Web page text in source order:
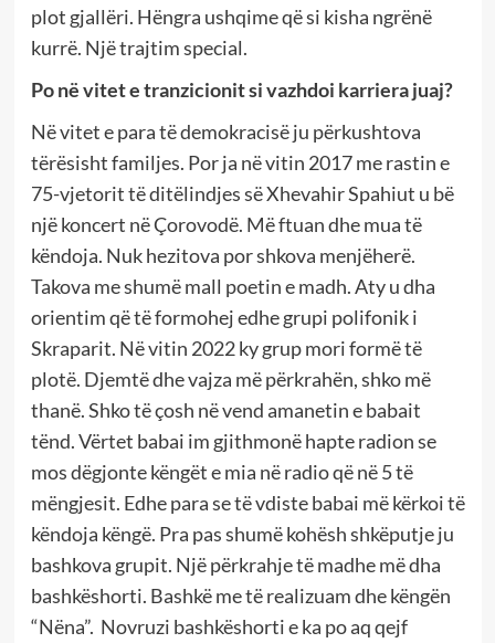
plot gjallëri. Hëngra ushqime që si kisha ngrënë
kurrë. Një trajtim special.
Po në vitet e tranzicionit si vazhdoi karriera juaj?
Në vitet e para të demokracisë ju përkushtova
tërësisht familjes. Por ja në vitin 2017 me rastin e
75-vjetorit të ditëlindjes së Xhevahir Spahiut u bë
një koncert në Çorovodë. Më ftuan dhe mua të
këndoja. Nuk hezitova por shkova menjëherë.
Takova me shumë mall poetin e madh. Aty u dha
orientim që të formohej edhe grupi polifonik i
Skraparit. Në vitin 2022 ky grup mori formë të
plotë. Djemtë dhe vajza më përkrahën, shko më
thanë. Shko të çosh në vend amanetin e babait
tënd. Vërtet babai im gjithmonë hapte radion se
mos dëgjonte këngët e mia në radio që në 5 të
mëngjesit. Edhe para se të vdiste babai më kërkoi të
këndoja këngë. Pra pas shumë kohësh shkëputje ju
bashkova grupit. Një përkrahje të madhe më dha
bashkëshorti. Bashkë me të realizuam dhe këngën
“Nëna”. Novruzi bashkëshorti e ka po aq qejf